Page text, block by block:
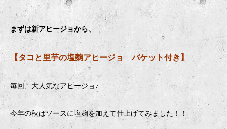
まずは新アヒージョから、
【タコと里芋の塩麴アヒージョ バケット付き】
毎回、大人気なアヒージョ♪
今年の秋はソースに塩麹を加えて仕上げてみました！！